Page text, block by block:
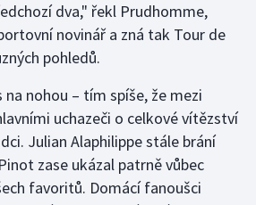
dva," řekl Prudhomme,
novinář a zná tak Tour de
pohledů.
na nohou – tím spíše, že mezi
uchazeči o celkové vítězství
Julian Alaphilippe stále brání
zase ukázal patrně vůbec
favoritů. Domácí fanoušci